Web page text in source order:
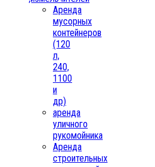
Аренда
мусорных
контейнеров
(120
л,
240,
1100
и
др)
аренда
уличного
рукомойника
Аренда
строительных